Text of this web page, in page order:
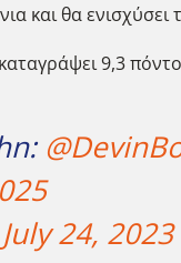
και θα
9,3
July 24, 2023